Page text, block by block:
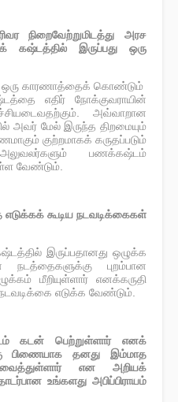
நிறைவேற்றுமிடத்து அரச
கஷ்டத்தில் இருப்பது ஒரு
ஒரு காரணாத்தைக் கொண்டும்
எதிர் நோக்குவராயின்
அவ்வாறான
அவர் மேல் இருந்த திறமையும்
குற்றமாகக் கருதப்படும்
பணக்கஷ்டம்
வேண்டும்.
கூடிய நடவடிக்கைகள்
இருப்பதானது ஒழுக்க
புறம்பான
மீறியுள்ளார் எனக்கருதி
எடுக்க வேண்டும்.
கடன் பெற்றுள்ளார் எனக்
பிணையாக தனது இம்மாத
என அறியக்
உங்களது அபிப்பிராயம்